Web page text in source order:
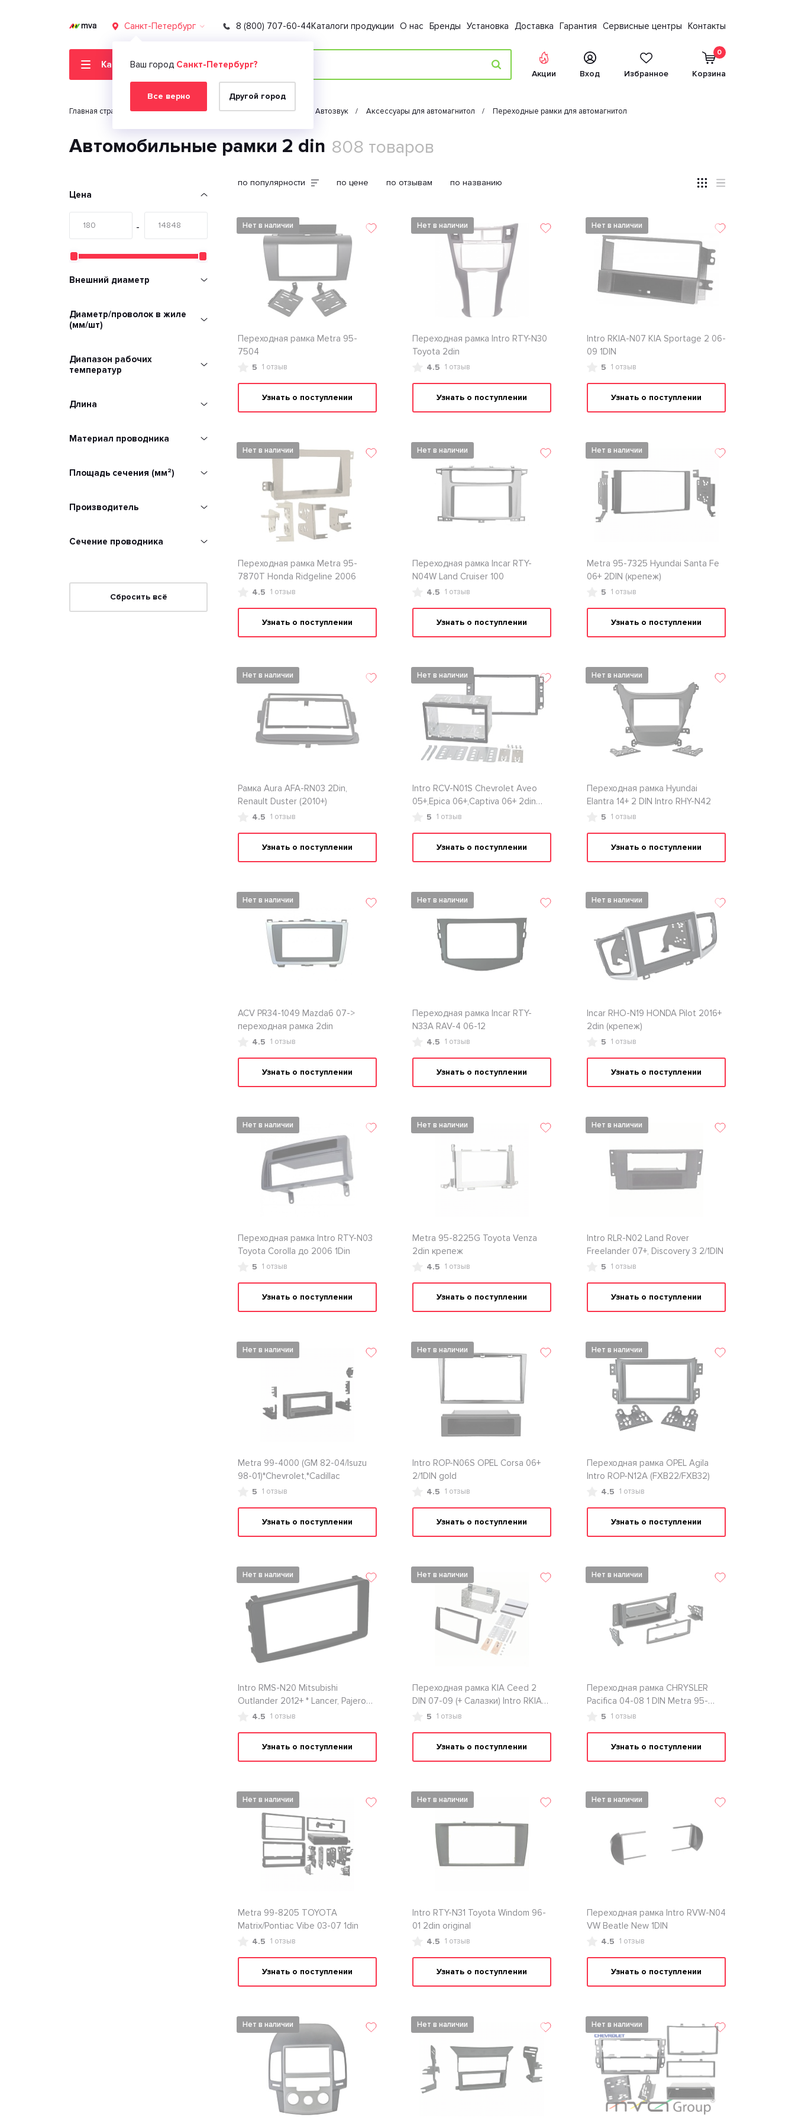
Санкт-Петербург
Ваш город Санкт-Петербург?
Все верно Другой город
8 (800) 707-60-44Каталоги продукции О нас Бренды Установка Доставка Гарантия Сервисные центры Контакты
Каталог товаров
Акции Вход Избранное
0
Корзина
Главная страница Каталог Автомобильная электроника Автозвук Аксессуары для автомагнитол Переходные рамки для автомагнитол
Автомобильные рамки 2 din 808 товаров
Цена
Внешний диаметр
Диаметр/проволок в жиле
(мм/шт)
Диапазон рабочих
температур
Длина
Материал проводника
Площадь сечения (мм²)
Производитель
Сечение проводника
Сбросить всё
по популярности по цене по отзывам по названию
Нет в наличии
Переходная рамка Metra 95-
7504
5 1 отзыв
Узнать о поступлении
Нет в наличии
Переходная рамка Intro RTY-N30
Toyota 2din
4.5 1 отзыв
Узнать о поступлении
Нет в наличии
Intro RKIA-N07 KIA Sportage 2 06-
09 1DIN
5 1 отзыв
Узнать о поступлении
Нет в наличии
Переходная рамка Metra 95-
7870T Honda Ridgeline 2006
4.5 1 отзыв
Узнать о поступлении
Нет в наличии
Переходная рамка Incar RTY-
N04W Land Cruiser 100
4.5 1 отзыв
Узнать о поступлении
Нет в наличии
Metra 95-7325 Hyundai Santa Fe
06+ 2DIN (крепеж)
5 1 отзыв
Узнать о поступлении
Нет в наличии
Рамка Aura AFA-RN03 2Din,
Renault Duster (2010+)
4.5 1 отзыв
Узнать о поступлении
Нет в наличии
Intro RCV-N01S Chevrolet Aveo
05+,Epica 06+,Captiva 06+ 2din
(салазки)
5 1 отзыв
Узнать о поступлении
Нет в наличии
Переходная рамка Hyundai
Elantra 14+ 2 DIN Intro RHY-N42
5 1 отзыв
Узнать о поступлении
Нет в наличии
ACV PR34-1049 Mazda6 07->
переходная рамка 2din
4.5 1 отзыв
Узнать о поступлении
Нет в наличии
Переходная рамка Incar RTY-
N33A RAV-4 06-12
4.5 1 отзыв
Узнать о поступлении
Нет в наличии
Inсar RHO-N19 HONDA Pilot 2016+
2din (крепеж)
5 1 отзыв
Узнать о поступлении
Нет в наличии
Переходная рамка Intro RTY-N03
Toyota Corolla до 2006 1Din
5 1 отзыв
Узнать о поступлении
Нет в наличии
Metra 95-8225G Toyota Venza
2din крепеж
4.5 1 отзыв
Узнать о поступлении
Нет в наличии
Intro RLR-N02 Land Rover
Freelander 07+, Discovery 3 2/1DIN
5 1 отзыв
Узнать о поступлении
Нет в наличии
Metra 99-4000 (GM 82-04/Isuzu
98-01)*Chevrolet,*Cadillac
5 1 отзыв
Узнать о поступлении
Нет в наличии
Intro ROP-N06S OPEL Corsa 06+
2/1DIN gold
4.5 1 отзыв
Узнать о поступлении
Нет в наличии
Переходная рамка OPEL Agila
Intro ROP-N12A (FXB22/FXB32)
4.5 1 отзыв
Узнать о поступлении
Нет в наличии
Intro RMS-N20 Mitsubishi
Outlander 2012+ * Lancer, Pajero 4,
ASX2din
4.5 1 отзыв
Узнать о поступлении
Нет в наличии
Переходная рамка KIA Ceed 2
DIN 07-09 (+ Салазки) Intro RKIA-
3/521
5 1 отзыв
Узнать о поступлении
Нет в наличии
Переходная рамка CHRYSLER
Pacifica 04-08 1 DIN Metra 95-
6506
5 1 отзыв
Узнать о поступлении
Нет в наличии
Metra 99-8205 TOYOTA
Matrix/Pontiac Vibe 03-07 1din
4.5 1 отзыв
Узнать о поступлении
Нет в наличии
Intro RTY-N31 Toyota Windom 96-
01 2din original
4.5 1 отзыв
Узнать о поступлении
Нет в наличии
Переходная рамка Intro RVW-N04
VW Beatle New 1DIN
4.5 1 отзыв
Узнать о поступлении
Нет в наличии Нет в наличии Нет в наличии